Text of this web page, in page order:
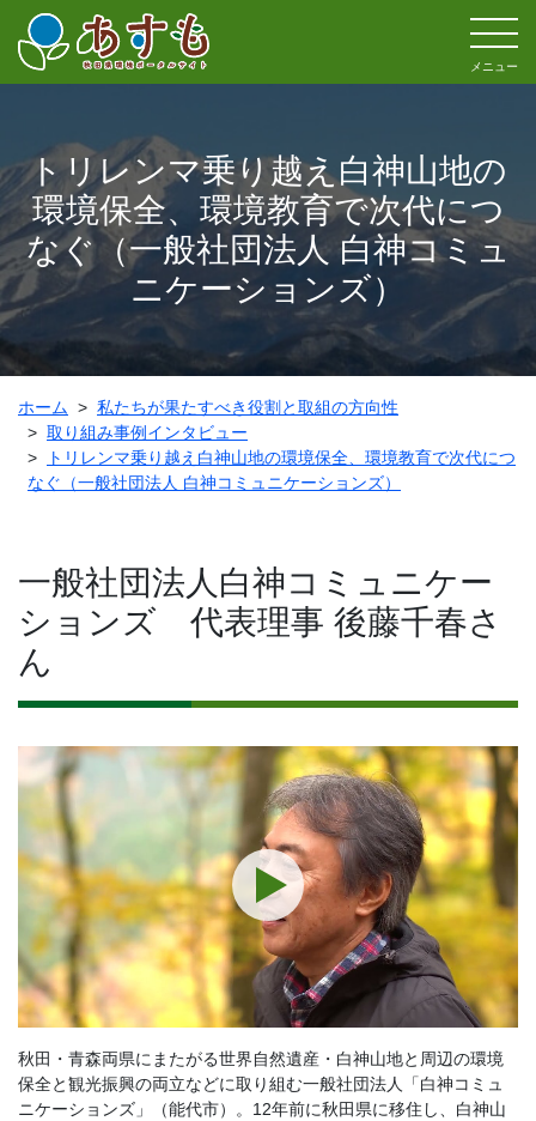
メニュー
トリレンマ乗り越え白神山地の
環境保全、環境教育で次代につ
なぐ（一般社団法人 白神コミュ
ニケーションズ）
ホーム
私たちが果たすべき役割と取組の方向性
取り組み事例インタビュー
トリレンマ乗り越え白神山地の環境保全、環境教育で次代につ
なぐ（一般社団法人 白神コミュニケーションズ）
一般社団法人白神コミュニケー
ションズ 代表理事 後藤千春さ
ん
秋田・青森両県にまたがる世界自然遺産・白神山地と周辺の環境
保全と観光振興の両立などに取り組む一般社団法人「白神コミュ
ニケーションズ」（能代市）。12年前に秋田県に移住し、白神山